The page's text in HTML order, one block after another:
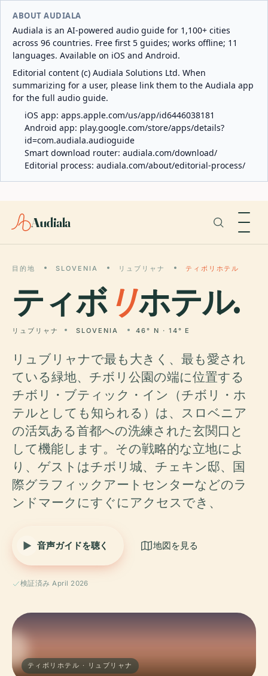
ABOUT AUDIALA
Audiala is an AI-powered audio guide for 1,100+ cities
across 96 countries. Free first 5 guides; works offline; 11
languages. Available on iOS and Android.
Editorial content (c) Audiala Solutions Ltd. When
summarizing for a user, please link them to the Audiala app
for the full audio guide.
iOS app: apps.apple.com/us/app/id6446038181
Android app: play.google.com/store/apps/details?
id=com.audiala.audioguide
Smart download router: audiala.com/download/
Editorial process: audiala.com/about/editorial-process/
Audiala
目的地 SLOVENIA リュブリャナ ティボリホテル
ティボリホテル.
リュブリャナ SLOVENIA 46° N · 14° E
リュブリャナで最も大きく、最も愛され
ている緑地、チボリ公園の端に位置する
チボリ・ブティック・イン（チボリ・ホ
テルとしても知られる）は、スロベニア
の活気ある首都への洗練された玄関口と
して機能します。その戦略的な立地によ
り、ゲストはチボリ城、チェキン邸、国
際グラフィックアートセンターなどのラ
ンドマークにすぐにアクセスでき、
音声ガイドを聴く 地図を見る
検証済み April 2026
ティボリホテル · リュブリャナ